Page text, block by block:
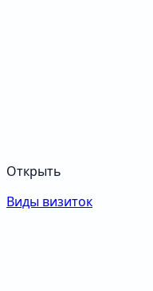
Открыть
Виды визиток